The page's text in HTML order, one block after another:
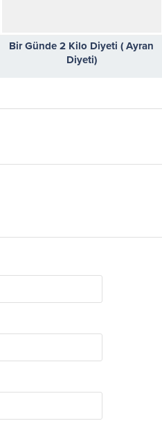
Bir Günde 2 Kilo Diyeti ( Ayran
Diyeti)